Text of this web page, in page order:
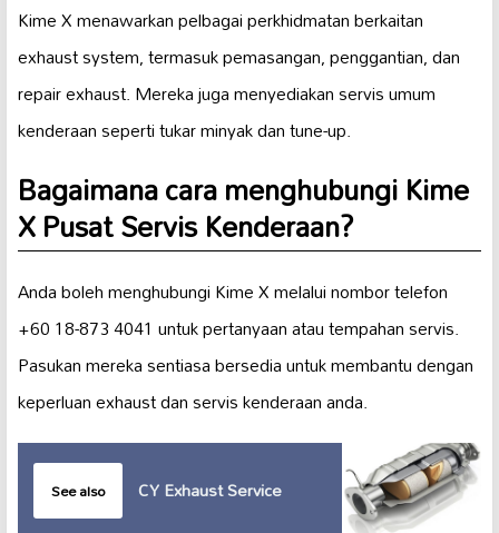
Kime X menawarkan pelbagai perkhidmatan berkaitan
exhaust system, termasuk pemasangan, penggantian, dan
repair exhaust. Mereka juga menyediakan servis umum
kenderaan seperti tukar minyak dan tune-up.
Bagaimana cara menghubungi Kime
X Pusat Servis Kenderaan?
Anda boleh menghubungi Kime X melalui nombor telefon
+60 18-873 4041 untuk pertanyaan atau tempahan servis.
Pasukan mereka sentiasa bersedia untuk membantu dengan
keperluan exhaust dan servis kenderaan anda.
See also CY Exhaust Service